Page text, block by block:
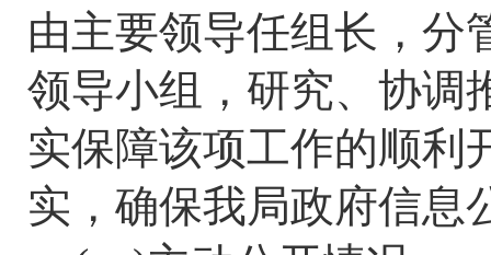
由主要领导任组长，分
领导小组，研究、协调
实保障该项工作的顺利
实，确保我局政府信息